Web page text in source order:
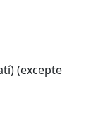
(excepte